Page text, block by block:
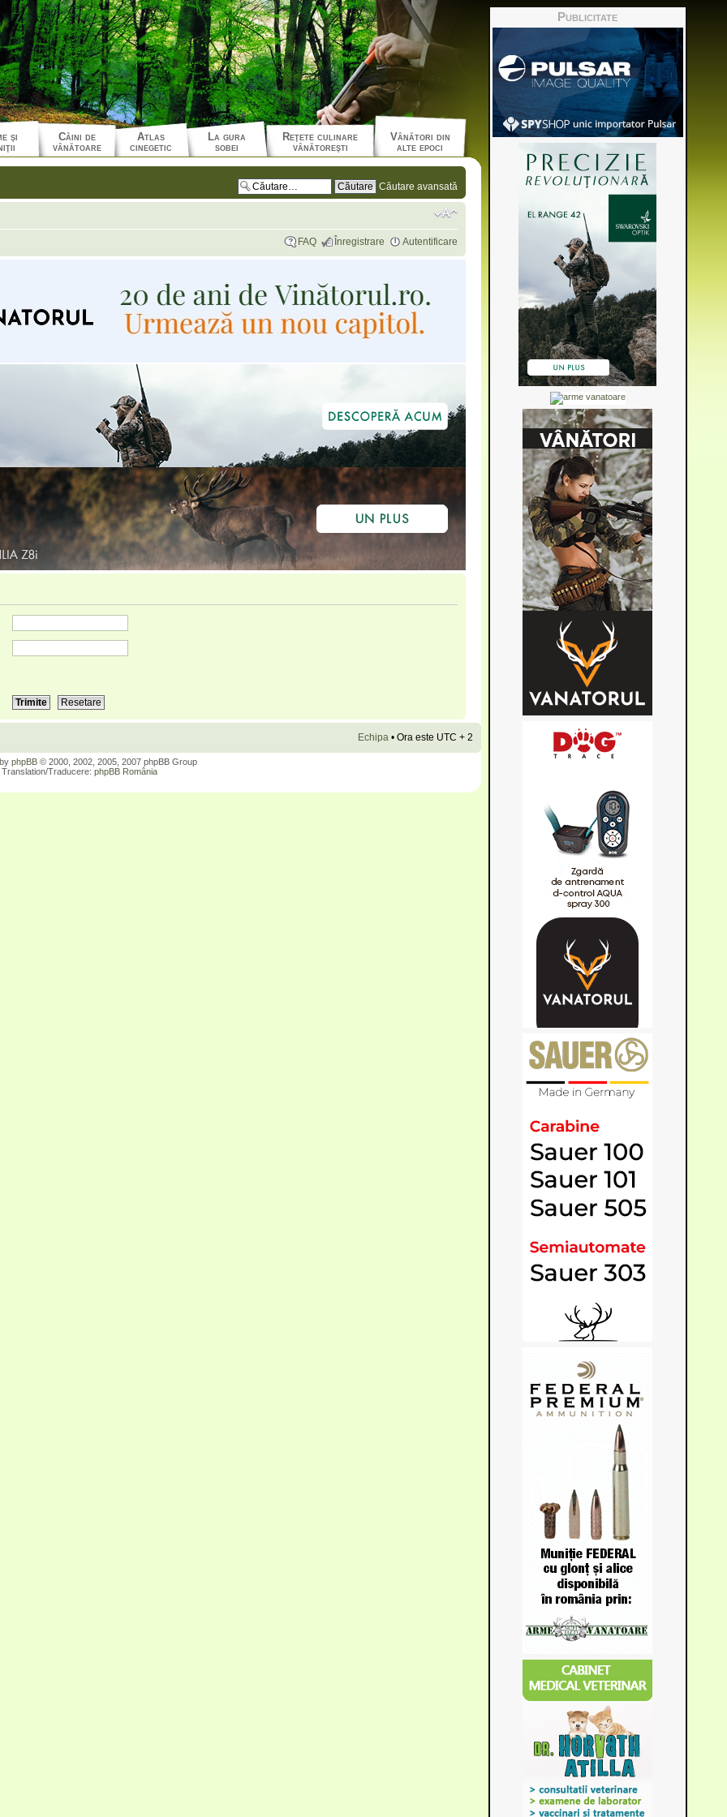
şi
Câini de
vânătoare
Atlas
cinegetic
La gura
sobei
Reţete culinare
vânătoreşti
Vânători din
alte epoci
Căutare avansată
FAQ Înregistrare Autentificare
Echipa• Ora este UTC + 2
phpBB © 2000, 2002, 2005, 2007 phpBB Group
Translation/Traducere: phpBB România
Publicitate